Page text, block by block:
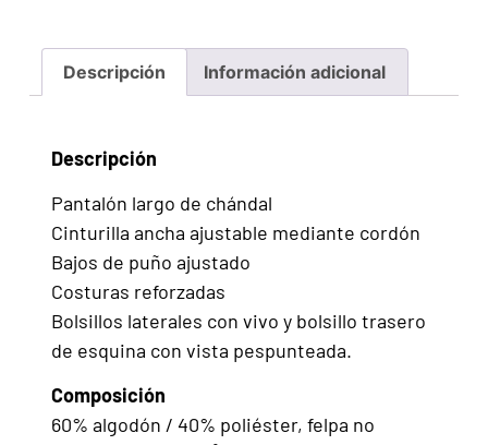
Descripción Información adicional
Descripción
Pantalón largo de chándal
Cinturilla ancha ajustable mediante cordón
Bajos de puño ajustado
Costuras reforzadas
Bolsillos laterales con vivo y bolsillo trasero
de esquina con vista pespunteada.
Composición
60% algodón / 40% poliéster, felpa no